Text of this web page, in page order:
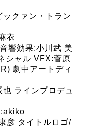
クァン・トラン
衣
響効果:小川武 美
シャル VFX:菅原
劇中アートディ
ラインプロデュ
彦 タイトルロゴ/